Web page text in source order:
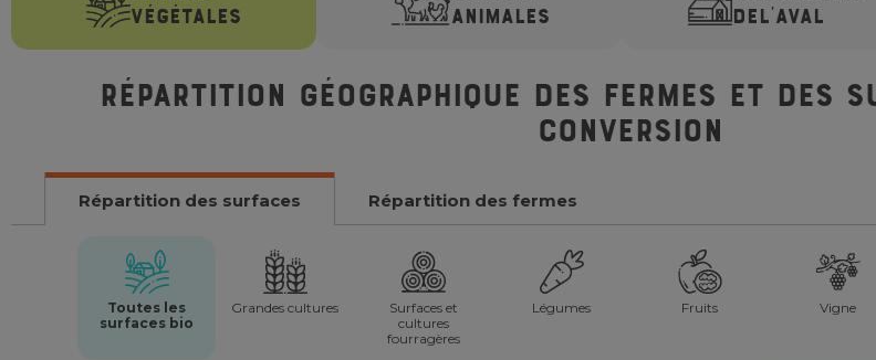
VÉGÉTALES
ANIMALES
DEL'AVAL
Répartition géographique des fermes et des
conversion
Répartition des surfaces Répartition des fermes
Toutes les
surfaces bio
Grandes cultures
Surfaces et
cultures
fourragères
Légumes Fruits Vigne